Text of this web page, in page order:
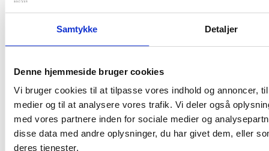
Samtykke Detaljer
Denne hjemmeside bruger cookies
Vi bruger cookies til at tilpasse vores indhold og annoncer,
medier og til at analysere vores trafik. Vi deler også
med vores partnere inden for sociale medier og
disse data med andre oplysninger, du har givet dem, eller
deres tjenester.
Studiestræde 50,
1554 København V
Mariane Thomsens Gade 2F,
6.1, 8000 Aarhus C
T +45 33 76 20 00
Ebl@bl.dk